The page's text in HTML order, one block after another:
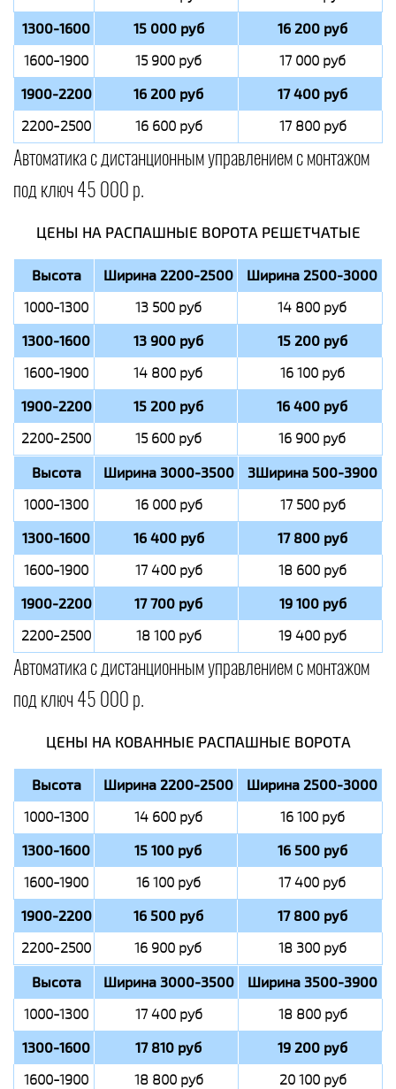
1300-1600 15 000 руб 16 200 руб
1600-1900 15 900 руб 17 000 руб
1900-2200 16 200 руб 17 400 руб
2200-2500 16 600 руб 17 800 руб
Автоматика с дистанционным управлением с монтажом
под ключ 45 000 р.
ЦЕНЫ НА РАСПАШНЫЕ ВОРОТА РЕШЕТЧАТЫЕ
Высота Ширина 2200-2500 Ширина 2500-3000
1000-1300 13 500 руб 14 800 руб
1300-1600 13 900 руб 15 200 руб
1600-1900 14 800 руб 16 100 руб
1900-2200 15 200 руб 16 400 руб
2200-2500 15 600 руб 16 900 руб
Высота Ширина 3000-3500 3Ширина 500-3900
1000-1300 16 000 руб 17 500 руб
1300-1600 16 400 руб 17 800 руб
1600-1900 17 400 руб 18 600 руб
1900-2200 17 700 руб 19 100 руб
2200-2500 18 100 руб 19 400 руб
Автоматика с дистанционным управлением с монтажом
под ключ 45 000 р.
ЦЕНЫ НА КОВАННЫЕ РАСПАШНЫЕ ВОРОТА
Высота Ширина 2200-2500 Ширина 2500-3000
1000-1300 14 600 руб 16 100 руб
1300-1600 15 100 руб 16 500 руб
1600-1900 16 100 руб 17 400 руб
1900-2200 16 500 руб 17 800 руб
2200-2500 16 900 руб 18 300 руб
Высота Ширина 3000-3500 Ширина 3500-3900
1000-1300 17 400 руб 18 800 руб
1300-1600 17 810 руб 19 200 руб
1600-1900 18 800 руб 20 100 руб